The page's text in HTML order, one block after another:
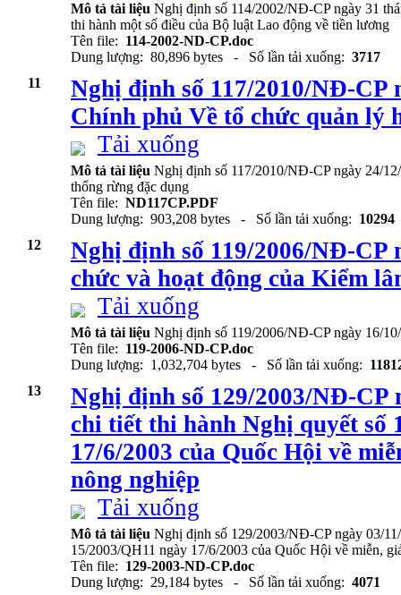
Mô tả tài liệu Nghị định số 114/2002/NĐ-CP ngày 31
thi hành một số điều của Bộ luật Lao động về tiền lương
Tên file: 114-2002-ND-CP.doc
Dung lượng: 80,896 bytes - Số lần tải xuống: 3717
11
Nghị định số 117/2010/NĐ-CP
Chính phủ Về tổ chức quản lý
Tải xuống
Mô tả tài liệu Nghị định số 117/2010/NĐ-CP ngày 24/
thống rừng đặc dụng
Tên file: ND117CP.PDF
Dung lượng: 903,208 bytes - Số lần tải xuống: 10294
12
Nghị định số 119/2006/NĐ-CP
chức và hoạt động của Kiểm
Tải xuống
Mô tả tài liệu Nghị định số 119/2006/NĐ-CP ngày 16/
Tên file: 119-2006-ND-CP.doc
Dung lượng: 1,032,704 bytes - Số lần tải xuống:
13
Nghị định số 129/2003/NĐ-CP
chi tiết thi hành Nghị quyết số
17/6/2003 của Quốc Hội về
nông nghiệp
Tải xuống
Mô tả tài liệu Nghị định số 129/2003/NĐ-CP ngày 03/
15/2003/QH11 ngày 17/6/2003 của Quốc Hội về miễn,
Tên file: 129-2003-ND-CP.doc
Dung lượng: 29,184 bytes - Số lần tải xuống: 4071